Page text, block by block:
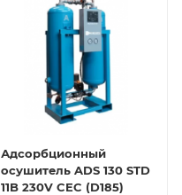
Адсорбционный
осушитель ADS 130 STD
11B 230V CEC (D185)